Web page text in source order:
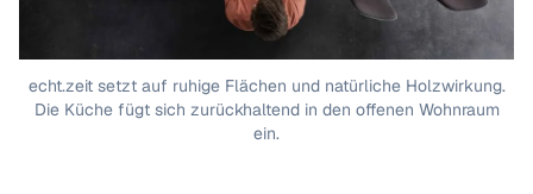
echt.zeit setzt auf ruhige Flächen und natürliche Holzwirkung.
Die Küche fügt sich zurückhaltend in den offenen Wohnraum
ein.